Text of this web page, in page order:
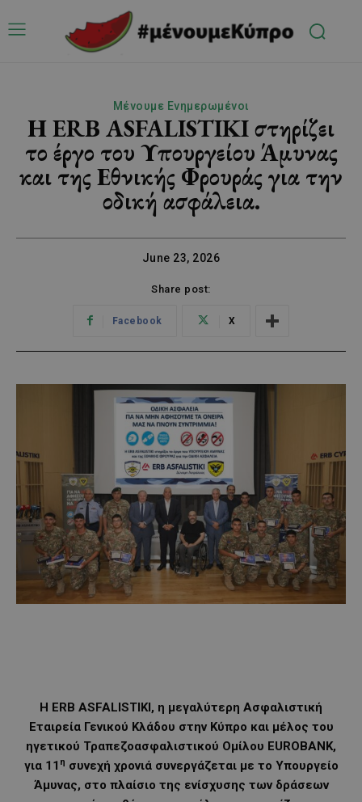
Μένουμε Ενημερωμένοι
Η ERB ASFALISTIKI στηρίζει
το έργο του Υπουργείου Άμυνας
και της Εθνικής Φρουράς για την
οδική ασφάλεια.
June 23, 2026
Share post:
Facebook X
Η ERB ASFALISTIKI, η μεγαλύτερη Ασφαλιστική
Εταιρεία Γενικού Κλάδου στην Κύπρο και μέλος του
ηγετικού Τραπεζοασφαλιστικού Ομίλου EUROBANK,
για 11 η συνεχή χρονιά συνεργάζεται με το Υπουργείο
Άμυνας, στο πλαίσιο της ενίσχυσης των δράσεων